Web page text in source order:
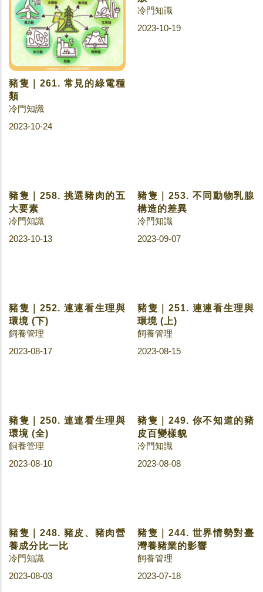
豬隻｜261. 常見的綠電種
類
冷門知識
2023-10-24
大要素
冷門知識
2023-10-13
構造的差異
冷門知識
2023-09-07
飼養管理
2023-08-17
飼養管理
2023-08-15